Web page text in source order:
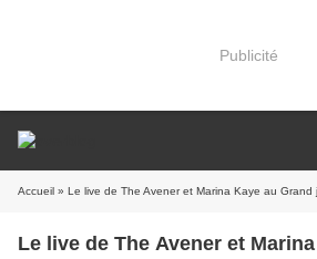
Publicité
Accueil » Le live de The Avener et Marina Kaye au Grand
Le live de The Avener et